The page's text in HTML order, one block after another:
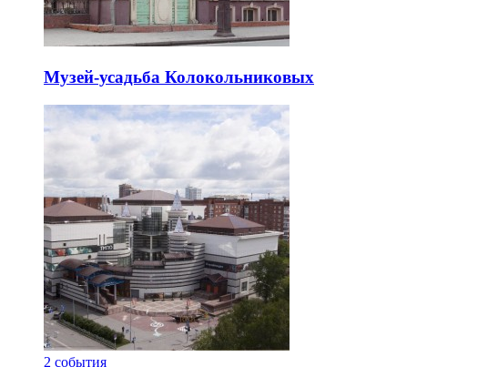
Музей-усадьба Колокольниковых
2 события